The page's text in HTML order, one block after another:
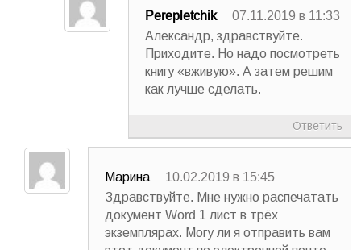
Perepletchik
07.11.2019 в 11:33
Александр, здравствуйте.
Приходите. Но надо посмотреть
книгу «вживую». А затем решим
как лучше сделать.
Ответить
Марина
10.02.2019 в 15:45
Здравствуйте. Мне нужно распечатать
документ Word 1 лист в трёх
экземплярах. Могу ли я отправить вам